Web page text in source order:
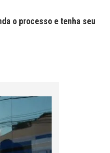
o processo e tenha seu